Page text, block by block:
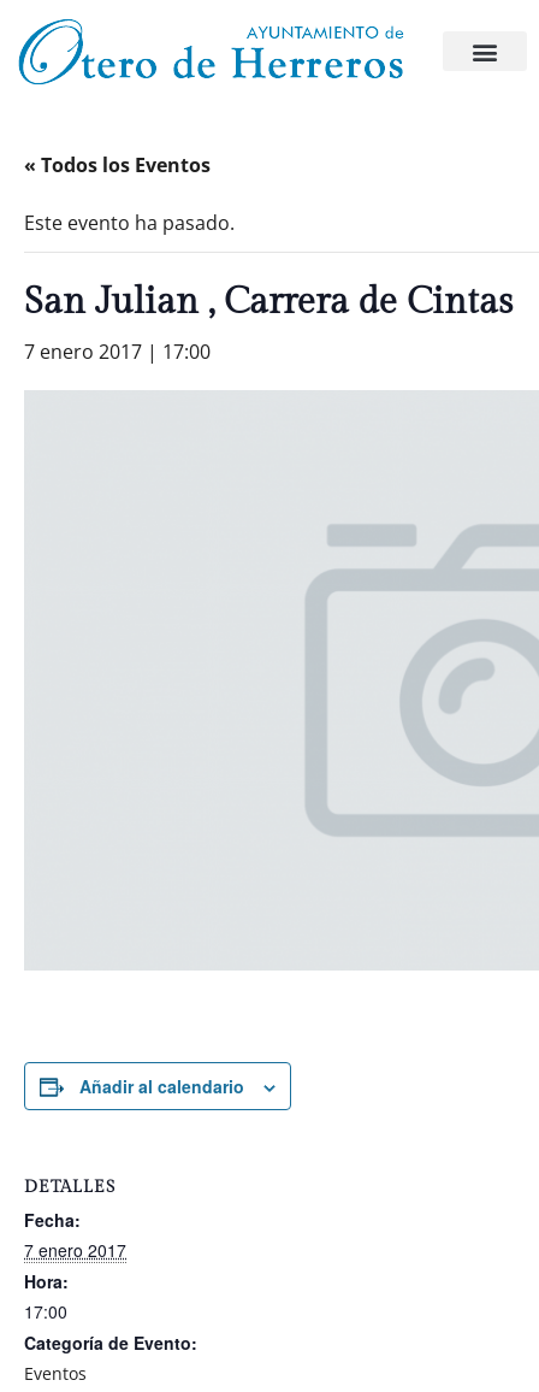
« Todos los Eventos
Este evento ha pasado.
San Julian , Carrera de Cintas
7 enero 2017 | 17:00
Añadir al calendario
DETALLES
Fecha:
7 enero 2017
Hora:
17:00
Categoría de Evento:
Eventos